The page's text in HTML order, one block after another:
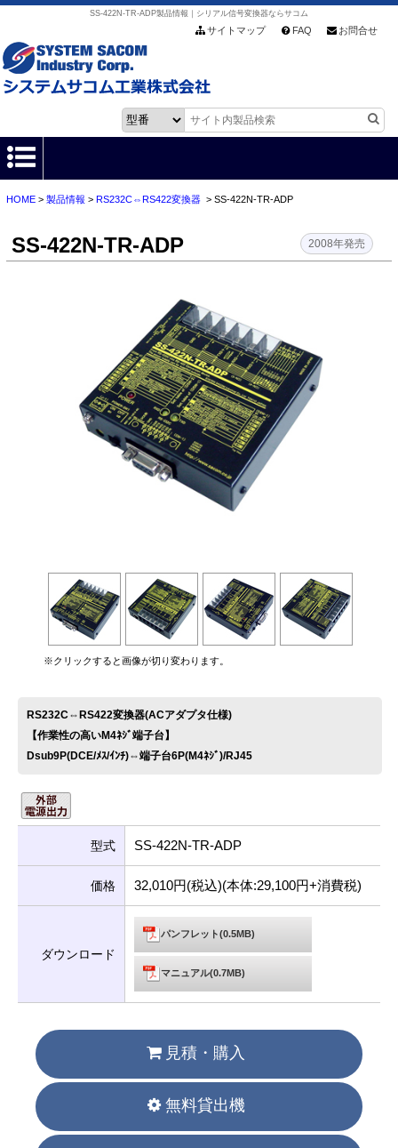
SS-422N-TR-ADP製品情報｜シリアル信号変換器ならサコム
サイトマップ FAQ お問合せ
HOME
製品情報
お客様サポート
会社情報
お問い合わせ
HOME> 製品情報 > RS232C⇔RS422変換器> SS-422N-TR-ADP
SS-422N-TR-ADP 2008年発売
※クリックすると画像が切り変わります。
RS232C⇔RS422変換器(ACアダプタ仕様)
【作業性の高いM4ﾈｼﾞ端子台】
Dsub9P(DCE/ﾒｽ/ｲﾝﾁ)⇔端子台6P(M4ﾈｼﾞ)/RJ45
型式 SS-422N-TR-ADP
価格 32,010円(税込)(本体:29,100円+消費税)
ダウンロード
パンフレット(0.5MB)
マニュアル(0.7MB)
見積・購入
無料貸出機